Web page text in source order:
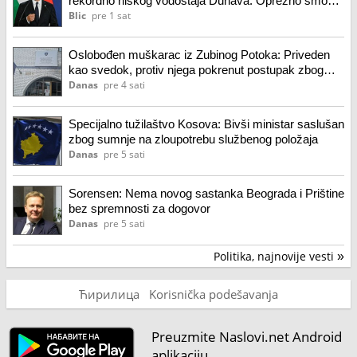
optimistični
Blic pre 1 sat
Oslobođen muškarac iz Zubinog Potoka: Priveden
kao svedok, protiv njega pokrenut postupak zbog
lažnog iskaza
Danas pre 4 sati
Specijalno tužilaštvo Kosova: Bivši ministar saslušan
zbog sumnje na zloupotrebu službenog položaja
Danas pre 5 sati
Sorensen: Nema novog sastanka Beograda i Prištine
bez spremnosti za dogovor
Danas pre 5 sati
Politika, najnovije vesti »
Ћирилица Korisnička podešavanja
Preuzmite Naslovi.net Android